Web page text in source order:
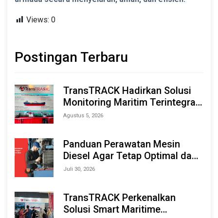
Views: 0
Postingan Terbaru
TransTRACK Hadirkan Solusi
Monitoring Maritim Terintegrasi
Berbasis AI & IoT di Indonesia
Agustus 5, 2026
Panduan Perawatan Mesin
Diesel Agar Tetap Optimal dan
Tahan Lama
Juli 30, 2026
TransTRACK Perkenalkan
Solusi Smart Maritime